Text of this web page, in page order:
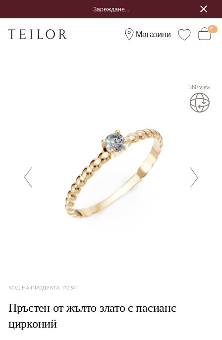
Зареждане...
Магазини
360 view
КОД НА ПРОДУКТА:172341
Пръстен от жълто злато с пасианс
цирконий